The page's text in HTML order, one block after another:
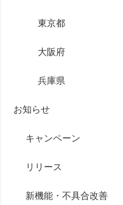
東京都
大阪府
兵庫県
お知らせ
キャンペーン
リリース
新機能・不具合改善